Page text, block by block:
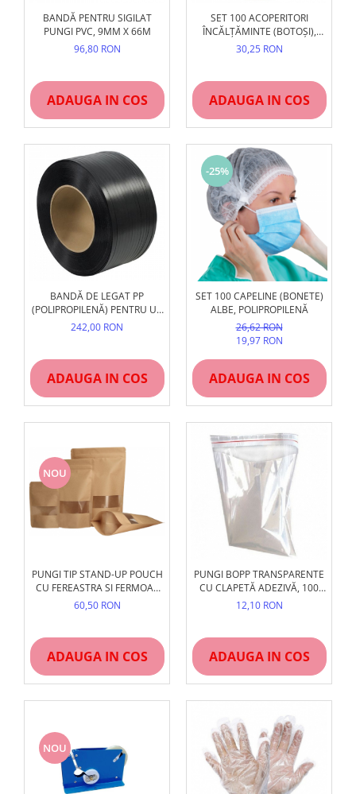
BANDĂ PENTRU SIGILAT
PUNGI PVC, 9MM X 66M
96,80 RON
ADAUGA IN COS
SET 100 ACOPERITORI
ÎNCĂLȚĂMINTE (BOTOȘI),
ALBAȘTRI, UNIVERSALI
30,25 RON
ADAUGA IN COS
BANDĂ DE LEGAT PP
(POLIPROPILENĂ) PENTRU UZ
MANUAL, NEGRU,
REZISTENTĂ
242,00 RON
ADAUGA IN COS
-25%
SET 100 CAPELINE (BONETE)
ALBE, POLIPROPILENĂ
26,62 RON
19,97 RON
ADAUGA IN COS
NOU
PUNGI TIP STAND-UP POUCH
CU FEREASTRA SI FERMOAR
ZIPLOCK
60,50 RON
ADAUGA IN COS
PUNGI BOPP TRANSPARENTE
CU CLAPETĂ ADEZIVĂ, 100
BUC/SET
12,10 RON
ADAUGA IN COS
NOU